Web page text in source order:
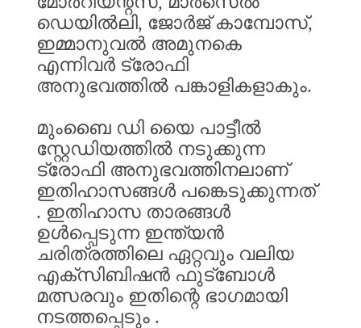
ഡെയിൽലി, ജോർജ് കാമ്പോസ്,
ഇമ്മാനുവൽ അമുനകെ
എന്നിവർ ട്രോഫി
അനുഭവത്തിൽ പങ്കാളികളാകും.
മുംബൈ ഡി യൈ പാട്ടീൽ
സ്റ്റേഡിയത്തിൽ നടുക്കുന്ന
ട്രോഫി അനുഭവത്തിനലാണ്
ഇതിഹാസങ്ങൾ പങ്കെടുക്കുന്നത്
. ഇതിഹാസ താരങ്ങൾ
ഉൾപ്പെടുന്ന ഇന്ത്യൻ
ചരിത്രത്തിലെ ഏറ്റവും വലിയ
എക്സിബിഷൻ ഫുട്ബോൾ
മത്സരവും ഇതിന്റെ ഭാഗമായി
നടത്തപ്പെടും .